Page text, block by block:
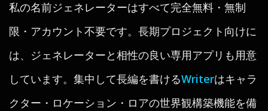
私の名前ジェネレーターはすべて完全無料・無制
限・アカウント不要です。長期プロジェクト向けに
は、ジェネレーターと相性の良い専用アプリも用意
しています。集中して長編を書けるWriterはキャラ
クター・ロケーション・ロアの世界観構築機能を備